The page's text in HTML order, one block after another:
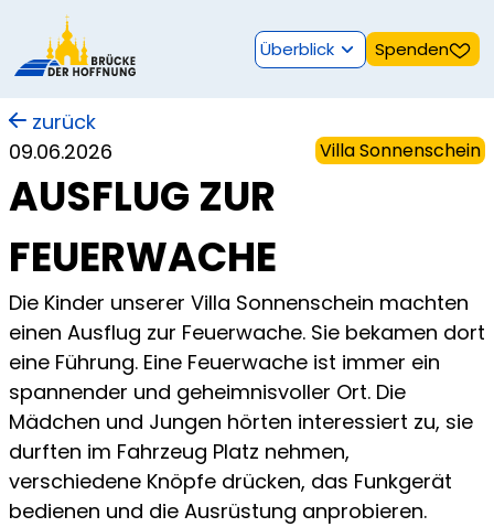
Spenden
Überblick
zurück
09.06.2026
Villa Sonnenschein
AUSFLUG ZUR
FEUERWACHE
Die Kinder unserer Villa Sonnenschein machten
einen Ausflug zur Feuerwache. Sie bekamen dort
eine Führung. Eine Feuerwache ist immer ein
spannender und geheimnisvoller Ort. Die
Mädchen und Jungen hörten interessiert zu, sie
durften im Fahrzeug Platz nehmen,
verschiedene Knöpfe drücken, das Funkgerät
bedienen und die Ausrüstung anprobieren.